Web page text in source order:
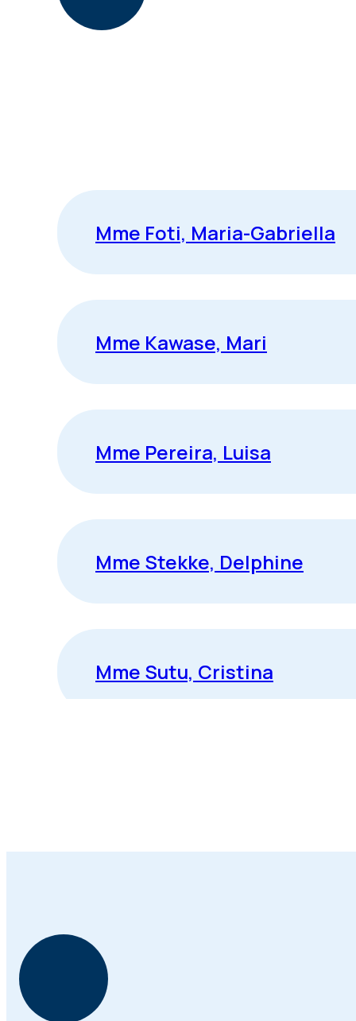
Mme Foti, Maria-Gabriella
Mme Kawase, Mari
Mme Pereira, Luisa
Mme Stekke, Delphine
Mme Sutu, Cristina